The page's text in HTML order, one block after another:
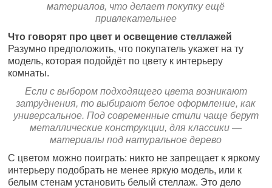
материалов, что делает покупку ещё
привлекательнее
Что говорят про цвет и освещение стеллажей
Разумно предположить, что покупатель укажет на ту
модель, которая подойдёт по цвету к интерьеру
комнаты.
Если с выбором подходящего цвета возникают
затруднения, то выбирают белое оформление, как
универсальное. Под современные стили чаще берут
металлические конструкции, для классики —
материалы под натуральное дерево
С цветом можно поиграть: никто не запрещает к яркому
интерьеру подобрать не менее яркую модель, или к
белым стенам установить белый стеллаж. Это дело